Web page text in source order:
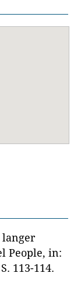
langer
People, in:
113-114.